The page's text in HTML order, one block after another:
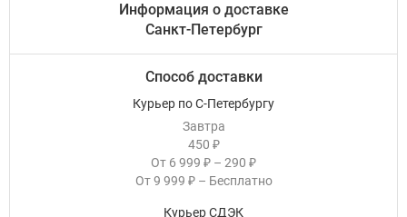
Информация о доставке
Санкт-Петербург
Способ доставки
Курьер по С-Петербургу
Завтра
450 ₽
От 6 999 ₽ – 290 ₽
От 9 999 ₽ – Бесплатно
Курьер СДЭК